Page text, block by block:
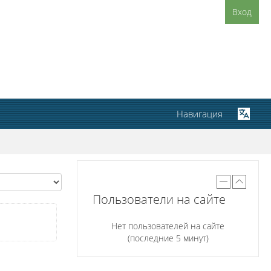
Вход
Пользователи на сайте
Нет пользователей на сайте
(последние 5 минут)
Навигация